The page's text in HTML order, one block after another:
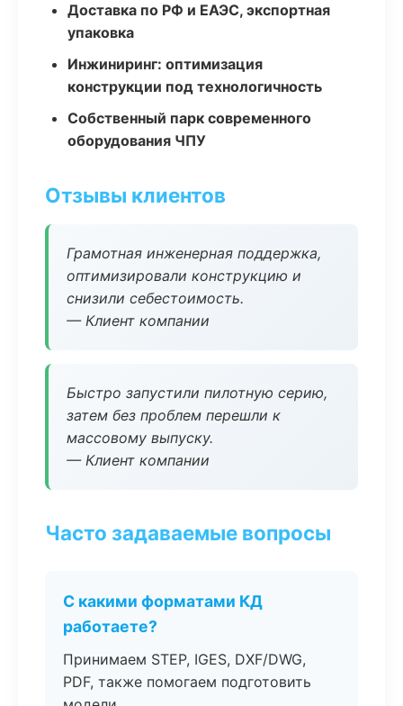
Доставка по РФ и ЕАЭС, экспортная
упаковка
Инжиниринг: оптимизация
конструкции под технологичность
Собственный парк современного
оборудования ЧПУ
Отзывы клиентов
Грамотная инженерная поддержка,
оптимизировали конструкцию и
снизили себестоимость.
— Клиент компании
Быстро запустили пилотную серию,
затем без проблем перешли к
массовому выпуску.
— Клиент компании
Часто задаваемые вопросы
С какими форматами КД
работаете?
Принимаем STEP, IGES, DXF/DWG,
PDF, также помогаем подготовить